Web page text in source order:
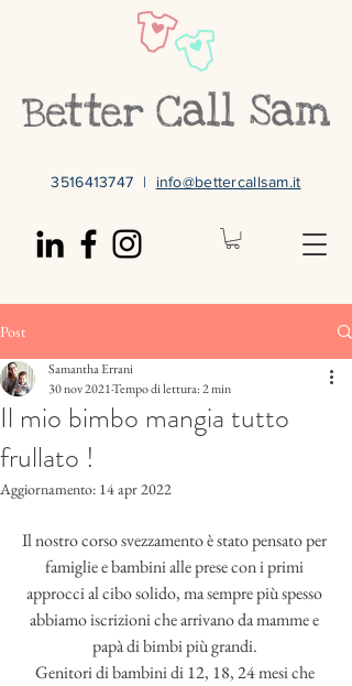
3516413747 | info@bettercallsam.it
Post
Il mio bimbo mangia tutto
frullato !
Samantha Errani
30 nov 2021Tempo di lettura: 2 min
Aggiornamento: 14 apr 2022
Il nostro corso svezzamento è stato pensato per
famiglie e bambini alle prese con i primi
approcci al cibo solido, ma sempre più spesso
abbiamo iscrizioni che arrivano da mamme e
papà di bimbi più grandi.
Genitori di bambini di 12, 18, 24 mesi che